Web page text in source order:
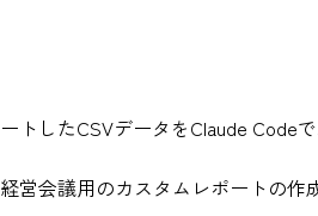
したCSVデータをClaude Code
会議用のカスタムレポートの作